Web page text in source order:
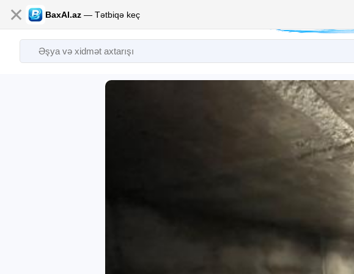
✕ BaxAl.az — Tətbiqə keç